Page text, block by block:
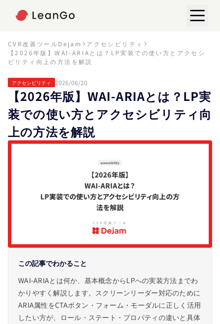
CVR改善ツールDejam
アクセシビリティ
【2026年版】WAI-ARIAとは？LP実装での使い方とアクセシ
ビリティ向上の方法を解説
アクセシビリティ 2026/06/20
【2026年版】WAI-ARIAとは？LP実
装での使い方とアクセシビリティ向
上の方法を解説
この記事でわかること
WAI-ARIAとは何か、基本概念からLPへの実装方法までわ
かりやすく解説します。スクリーンリーダー対応のために
ARIA属性をCTAボタン・フォーム・モーダルに正しく活用
したい方が、ロール・ステート・プロパティの違いと具体